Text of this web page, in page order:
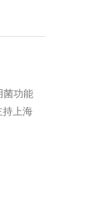
菌功能
持上海